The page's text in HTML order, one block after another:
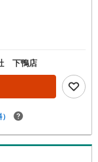
下鴨店